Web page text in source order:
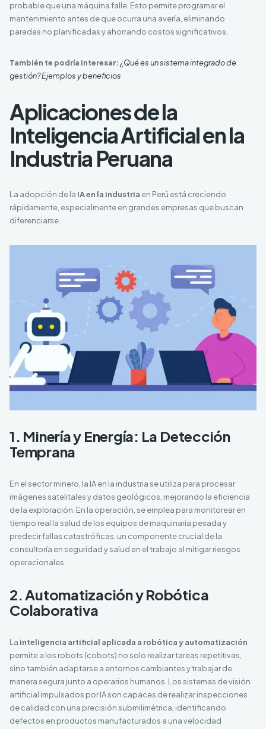
probable que una máquina falle. Esto permite programar el
mantenimiento antes de que ocurra una avería, eliminando
paradas no planificadas y ahorrando costos significativos.
También te podría interesar:¿Qué es un sistema integrado de
gestión? Ejemplos y beneficios
Aplicaciones de la
Inteligencia Artificial en la
Industria Peruana
La adopción de la IA en la industria en Perú está creciendo
rápidamente, especialmente en grandes empresas que buscan
diferenciarse.
1. Minería y Energía: La Detección
Temprana
En el sector minero, la IA en la industria se utiliza para procesar
imágenes satelitales y datos geológicos, mejorando la eficiencia
de la exploración. En la operación, se emplea para monitorear en
tiempo real la salud de los equipos de maquinaria pesada y
predecir fallas catastróficas, un componente crucial de la
consultoría en seguridad y salud en el trabajo al mitigar riesgos
operacionales.
2. Automatización y Robótica
Colaborativa
La inteligencia artificial aplicada a robótica y automatización
permite a los robots (cobots) no solo realizar tareas repetitivas,
sino también adaptarse a entornos cambiantes y trabajar de
manera segura junto a operarios humanos. Los sistemas de visión
artificial impulsados por IA son capaces de realizar inspecciones
de calidad con una precisión submilimétrica, identificando
defectos en productos manufacturados a una velocidad